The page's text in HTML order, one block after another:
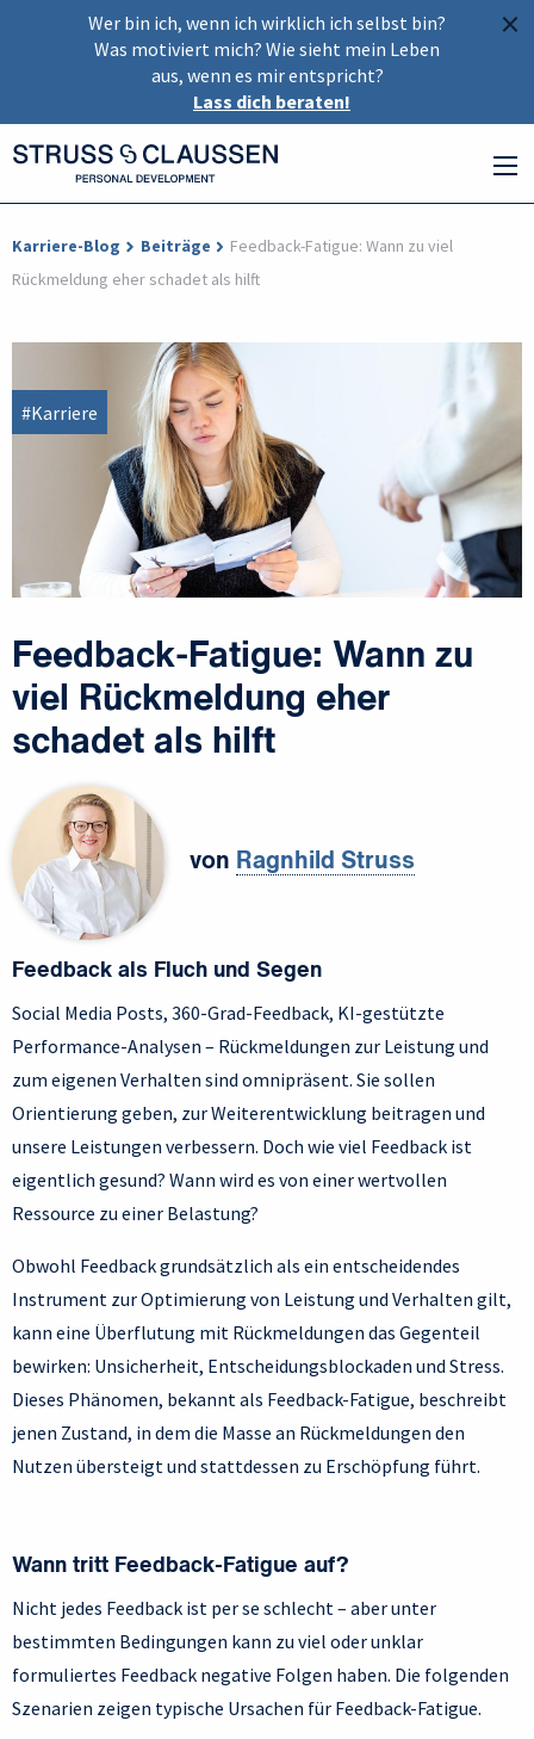
×
Wer bin ich, wenn ich wirklich ich selbst bin?
Was motiviert mich? Wie sieht mein Leben
aus, wenn es mir entspricht?
Lass dich beraten!
Karriere-Blog Beiträge
Feedback-Fatigue: Wann zu viel
Rückmeldung eher schadet als hilft
#Karriere
Feedback-Fatigue: Wann zu
viel Rückmeldung eher
schadet als hilft
von Ragnhild Struss
Feedback als Fluch und Segen
Social Media Posts, 360-Grad-Feedback, KI-gestützte
Performance-Analysen – Rückmeldungen zur Leistung und
zum eigenen Verhalten sind omnipräsent. Sie sollen
Orientierung geben, zur Weiterentwicklung beitragen und
unsere Leistungen verbessern. Doch wie viel Feedback ist
eigentlich gesund? Wann wird es von einer wertvollen
Ressource zu einer Belastung?
Obwohl Feedback grundsätzlich als ein entscheidendes
Instrument zur Optimierung von Leistung und Verhalten gilt,
kann eine Überflutung mit Rückmeldungen das Gegenteil
bewirken: Unsicherheit, Entscheidungsblockaden und Stress.
Dieses Phänomen, bekannt als Feedback-Fatigue, beschreibt
jenen Zustand, in dem die Masse an Rückmeldungen den
Nutzen übersteigt und stattdessen zu Erschöpfung führt.
Wann tritt Feedback-Fatigue auf?
Nicht jedes Feedback ist per se schlecht – aber unter
bestimmten Bedingungen kann zu viel oder unklar
formuliertes Feedback negative Folgen haben. Die folgenden
Szenarien zeigen typische Ursachen für Feedback-Fatigue.